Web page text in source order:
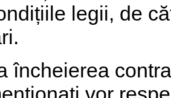
legii, de
încheierea